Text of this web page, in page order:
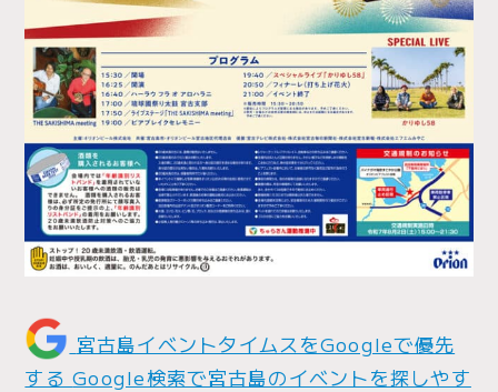
宮古島イベントタイムスをGoogleで優先
するGoogle検索で宮古島のイベントを探しやす